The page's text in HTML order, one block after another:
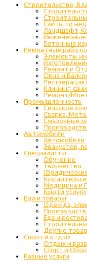
Строительство,
Сайты по
Ландшафт,
Инженерные
Бетонные
Ремонтные работы
Элементы
Ремонт и
Окна и
Клининг,
Ремонт/
Промышленность
Cельское
Сварка,
Cмазочные
Автомобили
Автомобили
Эвакуатор,
Специалисты
Обучение
Творчество
Юридические
Бухгалтеры
Медицина и
Бьюти услуги
Еда и товары
Одежда,
Еда и
Другие
Спорт и отдых
Отдых и
Спорт и
Разные услуги